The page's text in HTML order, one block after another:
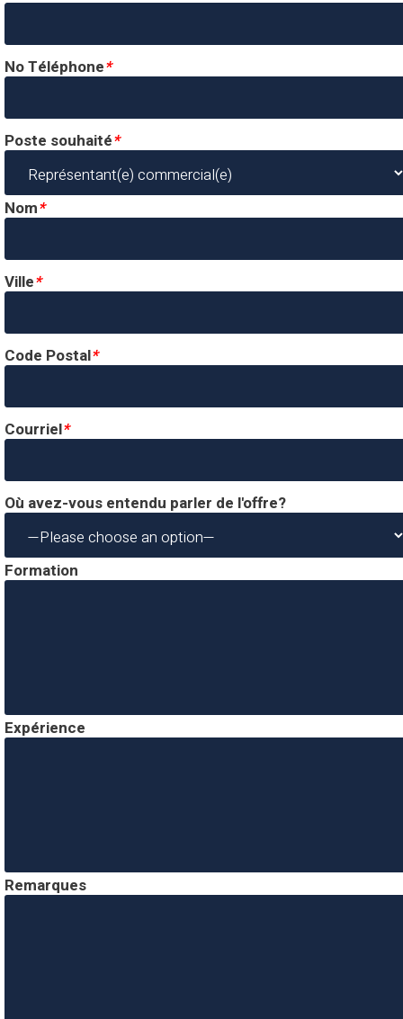
No Téléphone*
Poste souhaité*
Nom*
Ville*
Code Postal*
Courriel*
Où avez-vous entendu parler de l'offre?
Formation
Expérience
Remarques